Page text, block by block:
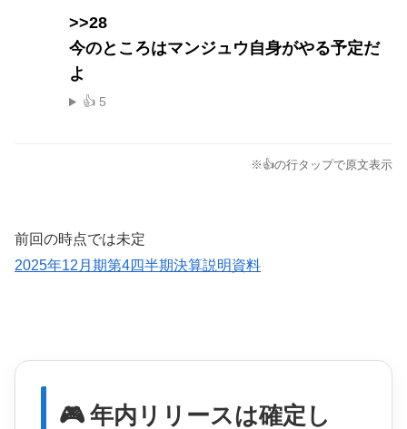
>>28
今のところはマンジュウ自身がやる予定だ
よ
👍 5
※👍の行タップで原文表示
前回の時点では未定
2025年12月期第4四半期決算説明資料
🎮 年内リリースは確定し